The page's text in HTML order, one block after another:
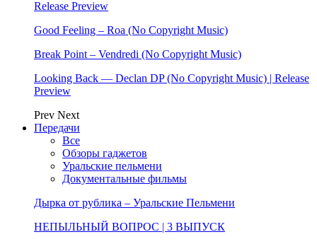
Release Preview
Good Feeling – Roa (No Copyright Music)
Break Point – Vendredi (No Copyright Music)
Looking Back — Declan DP (No Copyright Music) | Release
Preview
Prev Next
Передачи
Все
Обзоры гаджетов
Уральские пельмени
Документальные фильмы
Дырка от рублика – Уральские Пельмени
НЕПЫЛЬНЫЙ ВОПРОС | 3 ВЫПУСК